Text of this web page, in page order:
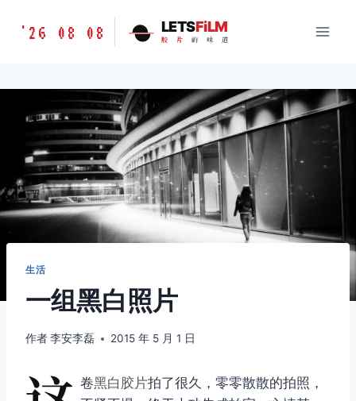
胶
味
LETSFILM
'26 08 08 LETSFiLM
胶 片 的 味 道
生活
一组黑白照片
作者李安李磊 2015 年 5 月 1 日
卷黑白 胶片拍了很久，零零散散的拍照，